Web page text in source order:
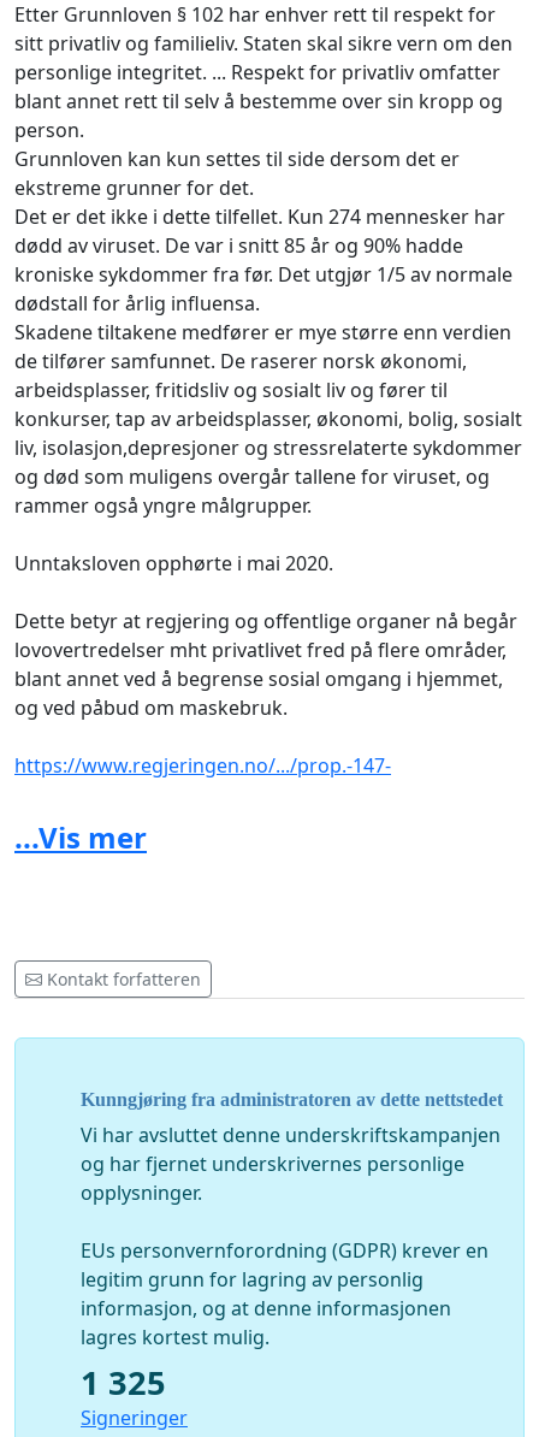
Etter Grunnloven § 102 har enhver rett til respekt for
sitt privatliv og familieliv. Staten skal sikre vern om den
personlige integritet. ... Respekt for privatliv omfatter
blant annet rett til selv å bestemme over sin kropp og
person.
Grunnloven kan kun settes til side dersom det er
ekstreme grunner for det.
Det er det ikke i dette tilfellet. Kun 274 mennesker har
dødd av viruset. De var i snitt 85 år og 90% hadde
kroniske sykdommer fra før. Det utgjør 1/5 av normale
dødstall for årlig influensa.
Skadene tiltakene medfører er mye større enn verdien
de tilfører samfunnet. De raserer norsk økonomi,
arbeidsplasser, fritidsliv og sosialt liv og fører til
konkurser, tap av arbeidsplasser, økonomi, bolig, sosialt
liv, isolasjon,depresjoner og stressrelaterte sykdommer
og død som muligens overgår tallene for viruset, og
rammer også yngre målgrupper.
Unntaksloven opphørte i mai 2020.
Dette betyr at regjering og offentlige organer nå begår
lovovertredelser mht privatlivet fred på flere områder,
blant annet ved å begrense sosial omgang i hjemmet,
og ved påbud om maskebruk.
https://www.regjeringen.no/.../prop.-147-
https://www.facebook.com/groups/1066376647150124
...Vis mer
Kontakt forfatteren
Kunngjøring fra administratoren av dette nettstedet
Vi har avsluttet denne underskriftskampanjen
og har fjernet underskrivernes personlige
opplysninger.
EUs personvernforordning (GDPR) krever en
legitim grunn for lagring av personlig
informasjon, og at denne informasjonen
lagres kortest mulig.
1 325
Signeringer